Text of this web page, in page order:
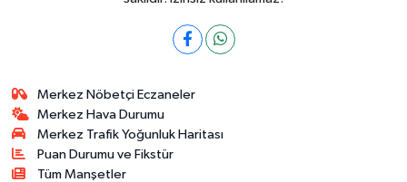
Merkez Nöbetçi Eczaneler
Merkez Hava Durumu
Merkez Trafik Yoğunluk Haritası
Puan Durumu ve Fikstür
Tüm Manşetler